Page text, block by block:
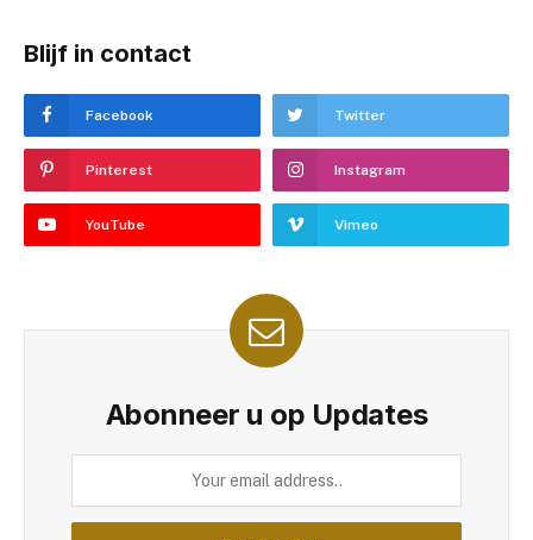
Blijf in contact
Facebook Twitter
Pinterest Instagram
YouTube Vimeo
Abonneer u op Updates